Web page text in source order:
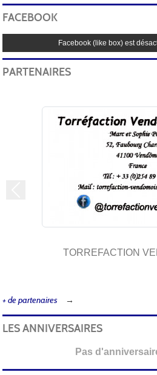
FACEBOOK
Facebook (like box) est
PARTENAIRES
TORREFACTION
+ de partenaires
LES ANNIVERSAIRES
Pas